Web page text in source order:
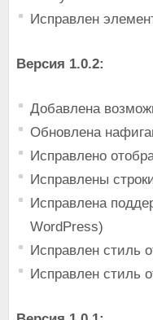
Исправлен
Версия 1.0.2:
Добавлена
Обновлена
Исправлено
Исправлены
Исправлена
WordPress)
Исправлен стиль
Исправлен стиль